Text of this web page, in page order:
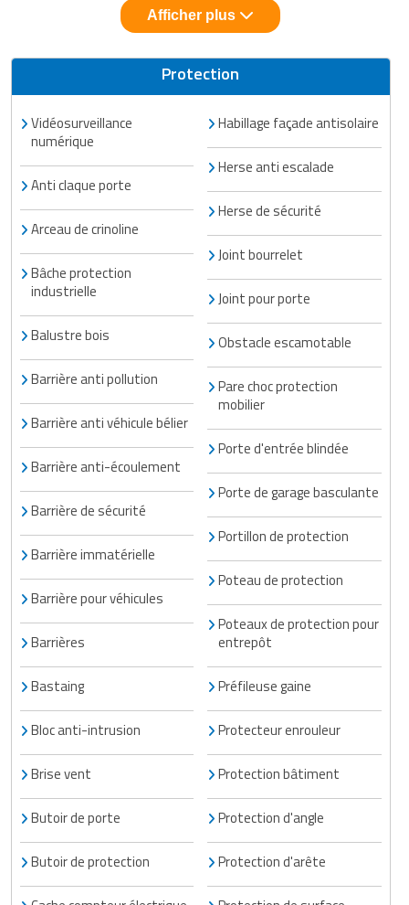
Protection
Vidéosurveillance
numérique
Anti claque porte
Arceau de crinoline
Bâche protection
industrielle
Balustre bois
Barrière anti pollution
Barrière anti véhicule bélier
Barrière anti-écoulement
Barrière de sécurité
Barrière immatérielle
Barrière pour véhicules
Barrières
Bastaing
Bloc anti-intrusion
Brise vent
Butoir de porte
Butoir de protection
Habillage façade antisolaire
Herse anti escalade
Herse de sécurité
Joint bourrelet
Joint pour porte
Obstacle escamotable
Pare choc protection
mobilier
Porte d'entrée blindée
Porte de garage basculante
Portillon de protection
Poteau de protection
Poteaux de protection pour
entrepôt
Préfileuse gaine
Protecteur enrouleur
Protection bâtiment
Protection d'angle
Protection d'arête
Afficher plus